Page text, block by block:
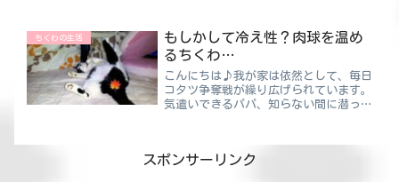
に行かなかったりしますよね。期待しな
いで行ったんですけど、意...
ちくわの生活
もしかして冷え性？肉球を温め
るちくわ…
こんにちは♪我が家は依然として、毎日
コタツ争奪戦が繰り広げられています。
気遣いできるパパ、知らない間に潜って
タツに引き寄せられていきますね😆と
んでもないものを作ってしま...
スポンサーリンク